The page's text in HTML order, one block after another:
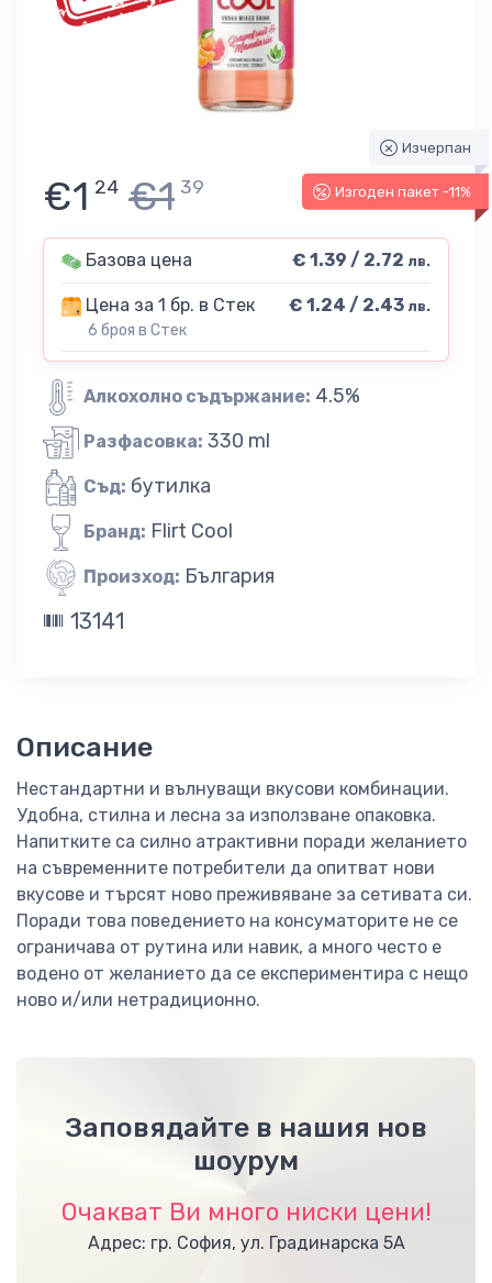
Изчерпан
Изгоден пакет -11%
€1 24 €1 39
Базова цена € 1.39 / 2.72 лв.
Цена за 1 бр. в Стек
6 броя в Стек
€ 1.24 / 2.43 лв.
Алкохолно съдържание: 4.5%
Разфасовка: 330 ml
Съд: бутилка
Бранд: Flirt Cool
Произход: България
13141
Описание
Нестандартни и вълнуващи вкусови комбинации.
Удобна, стилна и лесна за използване опаковка.
Напитките са силно атрактивни поради желанието
на съвременните потребители да опитват нови
вкусове и търсят ново преживяване за сетивата си.
Поради това поведението на консуматорите не се
ограничава от рутина или навик, а много често е
водено от желанието да се експериментира с нещо
ново и/или нетрадиционно.
Заповядайте в нашия нов
шоурум
Очакват Ви много ниски цени!
Адрес: гр. София, ул. Градинарска 5А